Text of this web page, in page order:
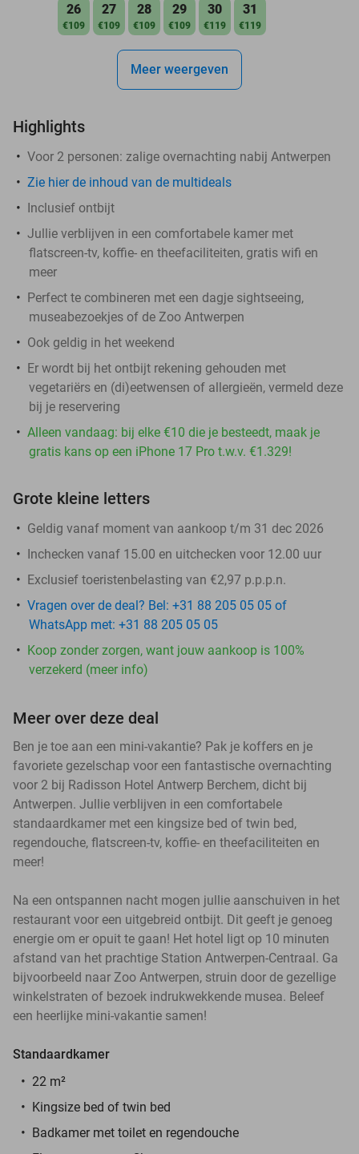
26
€109
27
€109
28
€109
29
€109
30
€119
31
€119
Meer weergeven
Highlights
Voor 2 personen: zalige overnachting nabij Antwerpen
Zie hier de inhoud van de multideals
Inclusief ontbijt
Jullie verblijven in een comfortabele kamer met
flatscreen-tv, koffie- en theefaciliteiten, gratis wifi en
meer
Perfect te combineren met een dagje sightseeing,
museabezoekjes of de Zoo Antwerpen
Ook geldig in het weekend
Er wordt bij het ontbijt rekening gehouden met
vegetariërs en (di)eetwensen of allergieën, vermeld deze
bij je reservering
Alleen vandaag: bij elke €10 die je besteedt, maak je
gratis kans op een iPhone 17 Pro t.w.v. €1.329!
Grote kleine letters
Geldig vanaf moment van aankoop t/m 31 dec 2026
Inchecken vanaf 15.00 en uitchecken voor 12.00 uur
Exclusief toeristenbelasting van €2,97 p.p.p.n.
Vragen over de deal? Bel: +31 88 205 05 05 of
WhatsApp met: +31 88 205 05 05
Koop zonder zorgen, want jouw aankoop is 100%
verzekerd (meer info)
Meer over deze deal
Ben je toe aan een mini-vakantie? Pak je koffers en je
favoriete gezelschap voor een fantastische overnachting
voor 2 bij Radisson Hotel Antwerp Berchem, dicht bij
Antwerpen. Jullie verblijven in een comfortabele
standaardkamer met een kingsize bed of twin bed,
regendouche, flatscreen-tv, koffie- en theefaciliteiten en
meer!
Na een ontspannen nacht mogen jullie aanschuiven in het
restaurant voor een uitgebreid ontbijt. Dit geeft je genoeg
energie om er opuit te gaan! Het hotel ligt op 10 minuten
afstand van het prachtige Station Antwerpen-Centraal. Ga
bijvoorbeeld naar Zoo Antwerpen, struin door de gezellige
winkelstraten of bezoek indrukwekkende musea. Beleef
een heerlijke mini-vakantie samen!
Standaardkamer
22 m²
Kingsize bed of twin bed
Badkamer met toilet en regendouche